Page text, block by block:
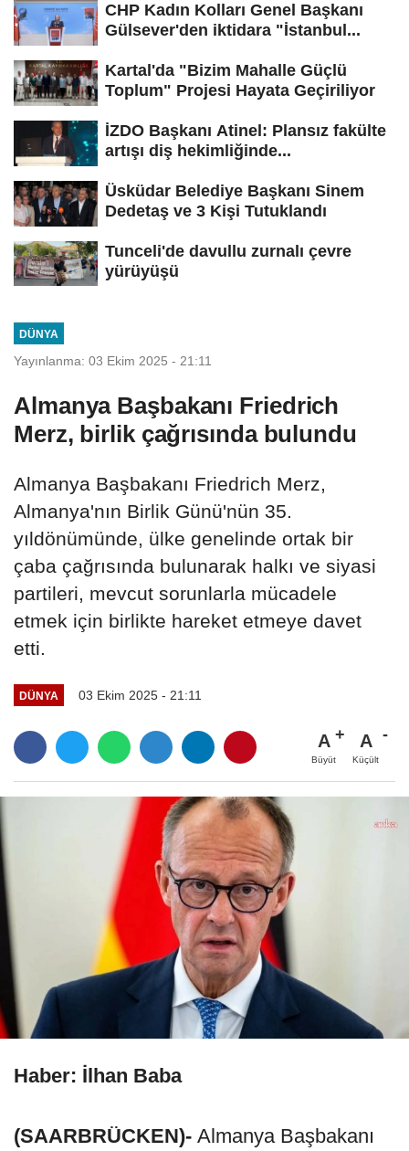
CHP Kadın Kolları Genel Başkanı
Gülsever'den iktidara "İstanbul...
Kartal'da "Bizim Mahalle Güçlü
Toplum" Projesi Hayata Geçiriliyor
İZDO Başkanı Atinel: Plansız fakülte
artışı diş hekimliğinde...
Üsküdar Belediye Başkanı Sinem
Dedetaş ve 3 Kişi Tutuklandı
Tunceli'de davullu zurnalı çevre
yürüyüşü
DÜNYA
Yayınlanma: 03 Ekim 2025 - 21:11
Almanya Başbakanı Friedrich
Merz, birlik çağrısında bulundu
Almanya Başbakanı Friedrich Merz,
Almanya'nın Birlik Günü'nün 35.
yıldönümünde, ülke genelinde ortak bir
çaba çağrısında bulunarak halkı ve siyasi
partileri, mevcut sorunlarla mücadele
etmek için birlikte hareket etmeye davet
etti.
DÜNYA 03 Ekim 2025 - 21:11
A
Büyüt
A
Küçült
Haber: İlhan Baba
(SAARBRÜCKEN)- Almanya Başbakanı